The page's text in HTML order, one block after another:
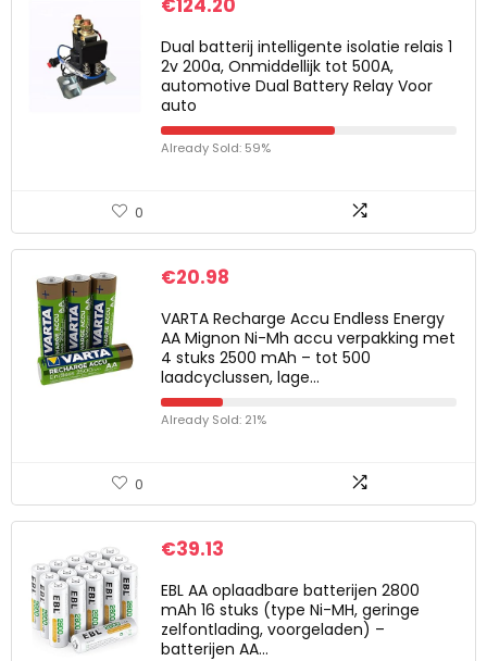
Dual batterij intelligente isolatie relais 1
2v 200a, Onmiddellijk tot 500A,
automotive Dual Battery Relay Voor
auto
Already Sold: 59%
0
€20.98
VARTA Recharge Accu Endless Energy
AA Mignon Ni-Mh accu verpakking met
4 stuks 2500 mAh – tot 500
laadcyclussen, lage…
Already Sold: 21%
0
€39.13
EBL AA oplaadbare batterijen 2800
mAh 16 stuks (type Ni-MH, geringe
zelfontlading, voorgeladen) –
batterijen AA…